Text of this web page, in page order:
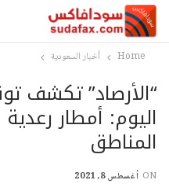
Home أخبار السعودية
“الأرصاد” تكشف
اليوم: أمطار
المناطق
ON أغسطس 8, 2021